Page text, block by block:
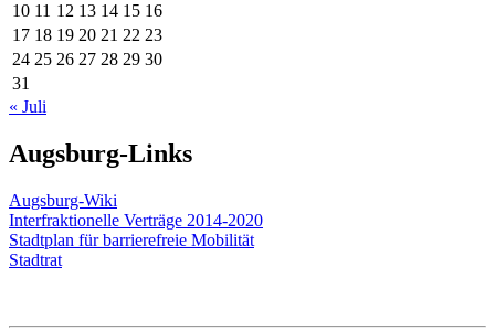
10 11 12 13 14 15 16
17 18 19 20 21 22 23
24 25 26 27 28 29 30
31
« Juli
Augsburg-Links
Augsburg-Wiki
Interfraktionelle Verträge 2014-2020
Stadtplan für barrierefreie Mobilität
Stadtrat